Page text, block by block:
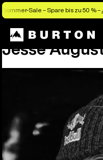
Sommer-Sale – Spare bis zu 50 % –
Jesse